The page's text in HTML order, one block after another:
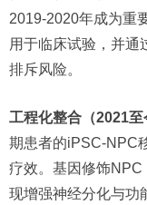
2019-2020年成为重
用于临床试验，并通
排斥风险。
工程化整合（2021至
期患者的iPSC-NPC
疗效。基因修饰NPC
现增强神经分化与功